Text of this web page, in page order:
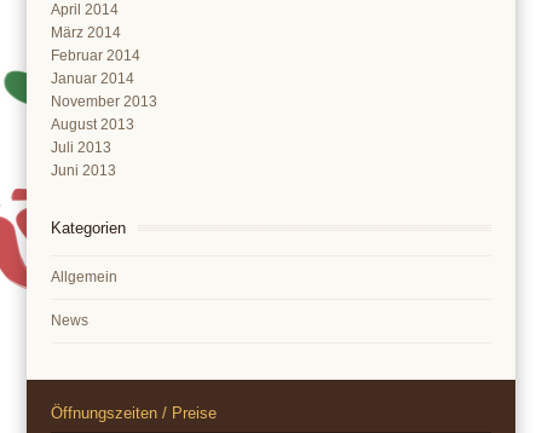
April 2014
März 2014
Februar 2014
Januar 2014
November 2013
August 2013
Juli 2013
Juni 2013
Kategorien
Allgemein
News
Öffnungszeiten / Preise